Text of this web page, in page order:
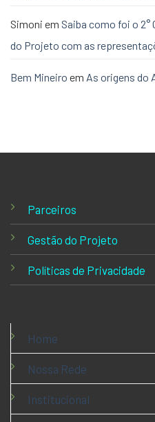
Simoni em Saiba como foi o 2°
do Projeto com as
Bem Mineiro em As origens do
Parceiros
Gestão do Projeto
Políticas de Privacidade
Home
Nossa Rede
Institucional